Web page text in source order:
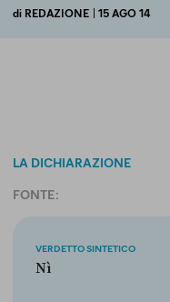
di REDAZIONE | 15 AGO 14
LA DICHIARAZIONE
FONTE:
VERDETTO SINTETICO
Nì